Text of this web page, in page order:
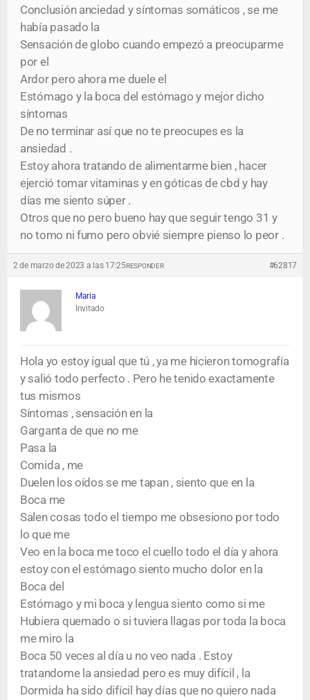
Conclusión anciedad y síntomas somáticos , se me
había pasado la
Sensación de globo cuando empezó a preocuparme
por el
Ardor pero ahora me duele el
Estómago y la boca del estómago y mejor dicho
síntomas
De no terminar así que no te preocupes es la
ansiedad .
Estoy ahora tratando de alimentarme bien , hacer
ejerció tomar vitaminas y en góticas de cbd y hay
días me siento súper .
Otros que no pero bueno hay que seguir tengo 31 y
no tomo ni fumo pero obvié siempre pienso lo peor .
2 de marzo de 2023 a las 17:25 #62817
RESPONDER
Maria
Invitado
Hola yo estoy igual que tú , ya me hicieron tomografía
y salió todo perfecto . Pero he tenido exactamente
tus mismos
Síntomas , sensación en la
Garganta de que no me
Pasa la
Comida , me
Duelen los oídos se me tapan , siento que en la
Boca me
Salen cosas todo el tiempo me obsesiono por todo
lo que me
Veo en la boca me toco el cuello todo el día y ahora
estoy con el estómago siento mucho dolor en la
Boca del
Estómago y mi boca y lengua siento como si me
Hubiera quemado o si tuviera llagas por toda la boca
me miro la
Boca 50 veces al día u no veo nada . Estoy
tratandome la ansiedad pero es muy difícil , la
Dormida ha sido difícil hay días que no quiero nada